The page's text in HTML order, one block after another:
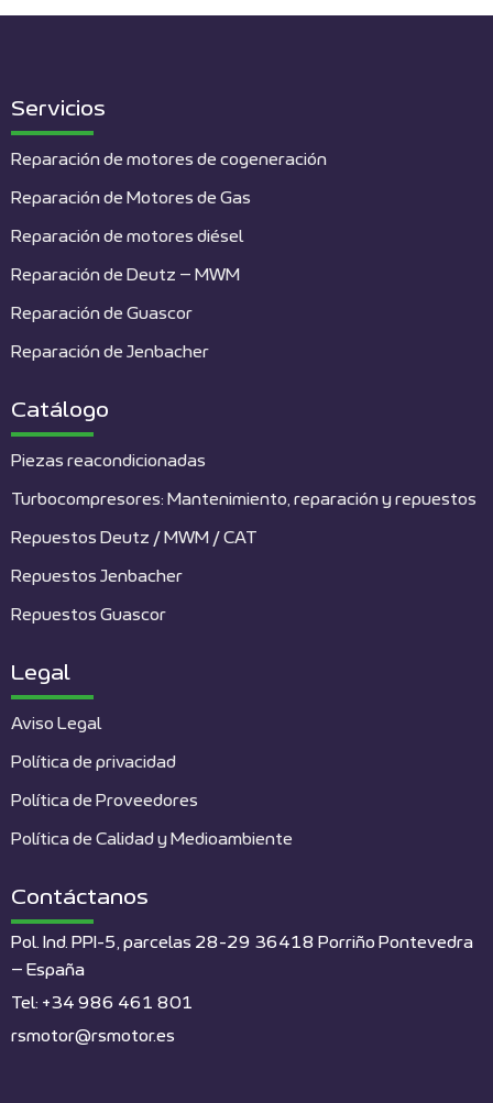
Servicios
Reparación de motores de cogeneración
Reparación de Motores de Gas
Reparación de motores diésel
Reparación de Deutz – MWM
Reparación de Guascor
Reparación de Jenbacher
Catálogo
Piezas reacondicionadas
Turbocompresores: Mantenimiento, reparación y repuestos
Repuestos Deutz / MWM / CAT
Repuestos Jenbacher
Repuestos Guascor
Legal
Aviso Legal
Política de privacidad
Política de Proveedores
Política de Calidad y Medioambiente
Contáctanos
Pol. Ind. PPI-5, parcelas 28-29 36418 Porriño Pontevedra
– España
Tel: +34 986 461 801
rsmotor@rsmotor.es